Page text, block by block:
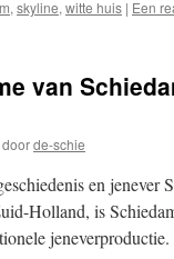
, skyline, witte huis | Een
van
doorde-schie
en jenever
Holland, is